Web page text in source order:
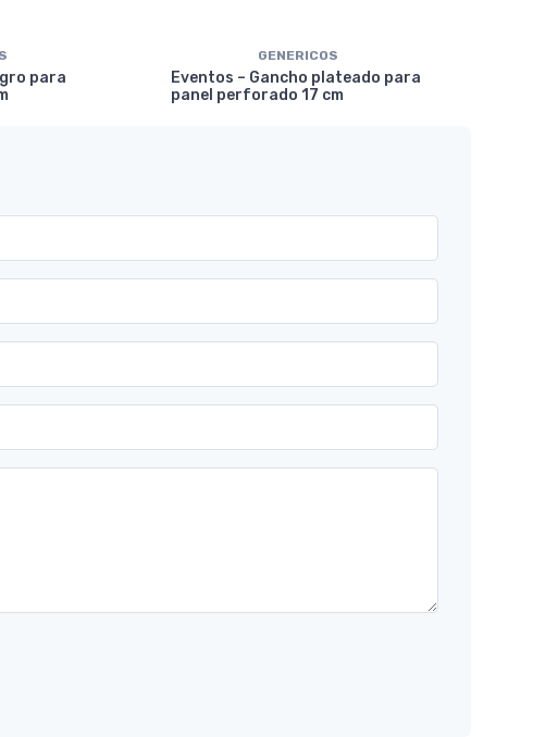
para
GENERICOS
Eventos – Gancho plateado para
panel perforado 17 cm